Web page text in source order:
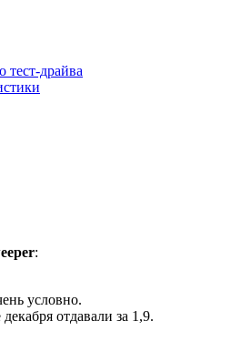
тест-драйва
:
условно.
отдавали за 1,9.